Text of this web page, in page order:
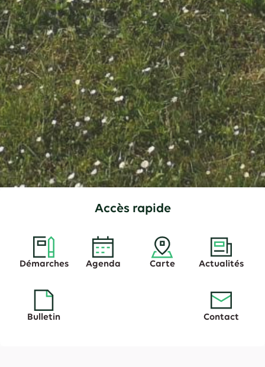
Accès rapide
Démarches Agenda Carte Actualités
Bulletin Contact